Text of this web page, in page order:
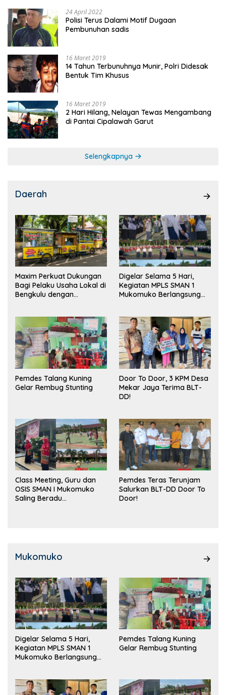
24 April 2022
Polisi Terus Dalami Motif Dugaan
Pembunuhan sadis
16 Maret 2019
14 Tahun Terbunuhnya Munir, Polri Didesak
Bentuk Tim Khusus
16 Maret 2019
2 Hari Hilang, Nelayan Tewas Mengambang
di Pantai Cipalawah Garut
Selengkapnya
Daerah
Maxim Perkuat Dukungan
Bagi Pelaku Usaha Lokal di
Bengkulu dengan
Pasar
Digelar Selama 5 Hari,
Kegiatan MPLS SMAN 1
Mukomuko Berlangsung
Pemdes Talang Kuning
Gelar Rembug Stunting
Door To Door, 3 KPM Desa
Mekar Jaya Terima BLT-
DD!
Class Meeting, Guru dan
OSIS SMAN I Mukomuko
Saling Beradu
Pemdes Teras Terunjam
Salurkan BLT-DD Door To
Door!
Mukomuko
Digelar Selama 5 Hari,
Kegiatan MPLS SMAN 1
Mukomuko Berlangsung
Pemdes Talang Kuning
Gelar Rembug Stunting